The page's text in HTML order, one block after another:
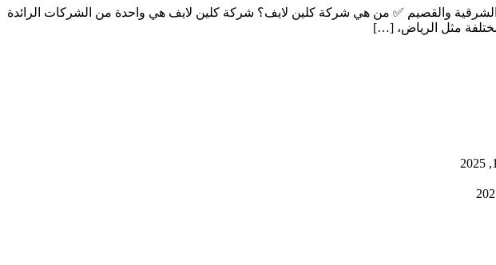
والقصيم ✅ من هي شركة كلين لايف؟ شركة كلين لايف هي واحدة من الشركات الرائدة
مثل الرياض، […]